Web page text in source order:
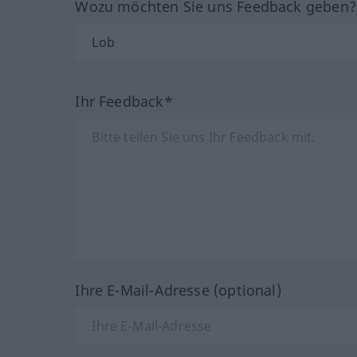
Wozu möchten Sie uns Feedback
Ihr Feedback*
Ihre E-Mail-Adresse (optional)